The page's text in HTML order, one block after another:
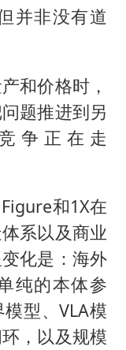
局
并非没有道
和价格时，
题推进到另
争正在走
和1X在
系以及商业
化是：海外
纯的本体参
型、VLA模
，以及规模